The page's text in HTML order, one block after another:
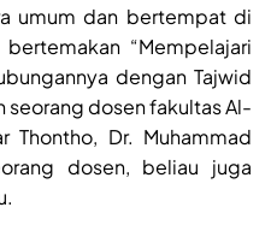
umum dan bertempat di
“Mempelajari
dengan Tajwid
seorang dosen fakultas Al-
Thontho, Dr. Muhammad
dosen, beliau juga